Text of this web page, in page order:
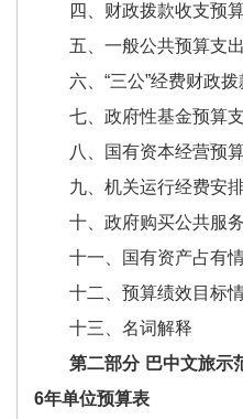
四、财政拨款收支预
五、一般公共预算支
六、“三公”经费财政
七、政府性基金预算
八、国有资本经营预
九、机关运行经费安
十、政府购买公共服
十一、国有资产占有
十二、预算绩效目标
十三、名词解释
第二部分 巴中文旅示
6年单位预算表